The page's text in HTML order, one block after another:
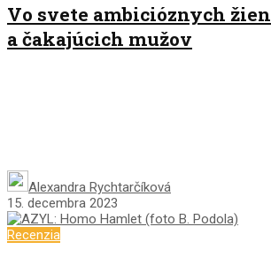
Vo svete ambicióznych žien
a čakajúcich mužov
Alexandra Rychtarčíková
15. decembra 2023
Recenzia